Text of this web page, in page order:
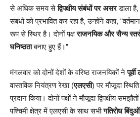
से अधिक समय सेद्विपक्षीय संबंधों पर असरडाला है,
संबंधों को प्रभावित कर रहा है, उन्होंने कहा,
रूप से स्थिर है। दोनों पक्षराजनयिक और सैन्य
घनिष्ठताबनाए हुए हैं।”
मंगलवार को दोनों देशों के वरिष्ठ राजनयिकों नेपूर्वी
वास्तविक नियंत्रण रेखा (एलएसी) पर मौजूदा
प्रदान किया। दोनों पक्षों ने मौजूदा द्विपक्षीय
पश्चिमी क्षेत्र में एलएसी के साथ सभीगतिरोध बिंदुओं